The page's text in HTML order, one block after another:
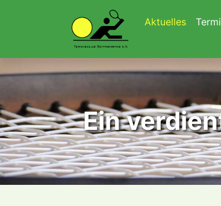
Navigation
Aktuelles
Ein